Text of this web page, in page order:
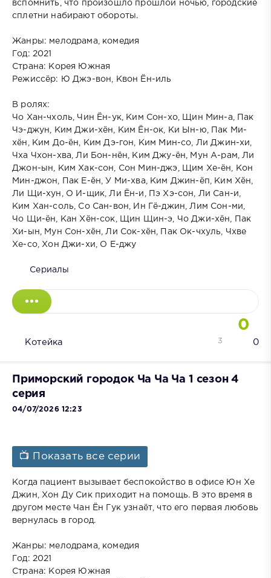
вспомнить, что произошло прошлой ночью, городские
сплетни набирают обороты.
Жанры: мелодрама, комедия
Год: 2021
Страна: Корея Южная
Режиссёр: Ю Джэ-вон, Квон Ён-иль
В ролях:
Чо Хан-чхоль, Чин Ён-ук, Ким Сон-хо, Щин Мин-а, Пак
Чэ-джун, Ким Джи-хён, Ким Ён-ок, Ки Ын-ю, Пак Ми-
хён, Ким До-ён, Ким Дэ-гон, Ким Мин-со, Ли Джин-хи,
Чха Чхон-хва, Ли Бон-нён, Ким Джу-ён, Мун А-рам, Ли
Джон-ын, Ким Хак-сон, Сон Мин-джэ, Щим Хе-ён, Кон
Мин-джон, Пак Е-ён, У Ми-хва, Ким Джин-ёп, Ким Хён,
Ли Щи-хун, О И-щик, Ли Ён-и, Пэ Хэ-сон, Ли Сан-и,
Ким Хан-соль, Со Сан-вон, Ин Гё-джин, Лим Сон-ми,
Чо Щи-ён, Кан Хён-сок, Щин Щин-э, Чо Джи-хён, Пак
Хи-ын, Мун Сон-хён, Ли Сок-хён, Пак Ок-чхуль, Чхве
Хе-со, Хон Джи-хи, О Е-джу
Сериалы
0
Котейка 0
3
Приморский городок Ча Ча Ча 1 сезон 4
серия
04/07/2026 12:23
📺 Показать все серии
Когда пациент вызывает беспокойство в офисе Юн Хе
Джин, Хон Ду Сик приходит на помощь. В это время в
другом месте Чан Ён Гук узнаёт, что его первая любовь
вернулась в город.
Жанры: мелодрама, комедия
Год: 2021
Страна: Корея Южная